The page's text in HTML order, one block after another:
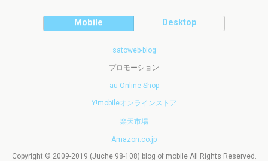
Mobile Desktop
satoweb-blog
プロモーション
au Online Shop
Y!mobileオンラインストア
楽天市場
Amazon.co.jp
Copyright © 2009-2019 (Juche 98-108) blog of mobile All Rights Reserved.